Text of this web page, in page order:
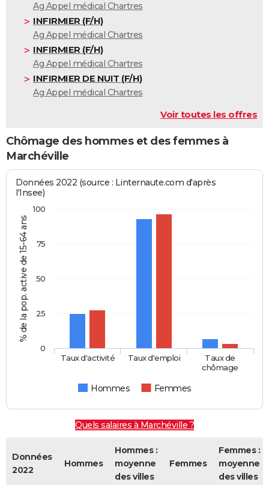
Ag Appel médical Chartres
INFIRMIER (F/H)
Ag Appel médical Chartres
INFIRMIER (F/H)
Ag Appel médical Chartres
INFIRMIER DE NUIT (F/H)
Ag Appel médical Chartres
Voir toutes les offres
Chômage des hommes et des femmes à
Marchéville
% de la pop. active de 15-64 ans
Données 2022 (source : Linternaute.com d'après
l'Insee)
Hommes Femmes
Taux d'activité Taux d'emploi
Taux de
chômage
0
25
50
75
100
Quels salaires à Marchéville ?
Données
2022
Hommes
Hommes :
moyenne
des villes
Femmes
Femmes :
moyenne
des villes